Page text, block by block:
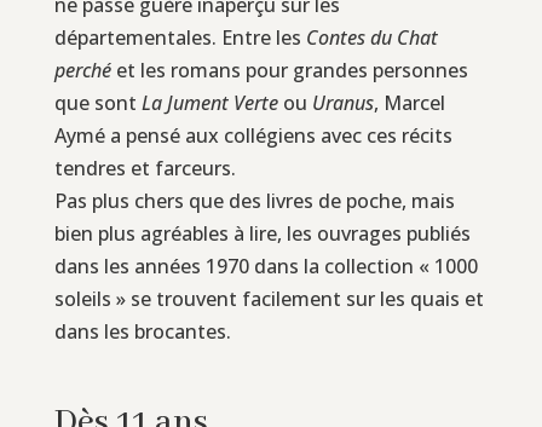
départementales. Entre les Contes du Chat
perchéet les romans pour grandes personnes
que sont La Jument Verteou Uranus, Marcel
Aymé a pensé aux collégiens avec ces récits
tendres et farceurs.
Pas plus chers que des livres de poche, mais
bien plus agréables à lire, les ouvrages publiés
dans les années 1970 dans la collection « 1000
soleils » se trouvent facilement sur les quais et
dans les brocantes.